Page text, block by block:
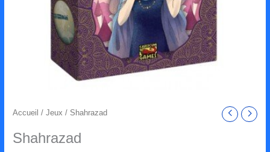
Accueil /Jeux / Shahrazad
Shahrazad